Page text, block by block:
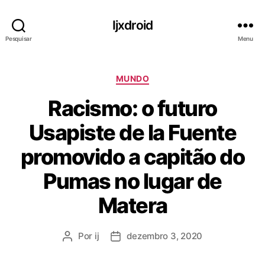
Pesquisar
Ijxdroid
Menu
C
t
e
g
o
r
i
a
s
MUNDO
Racismo: o futuro
Usapiste de la Fuente
promovido a capitão do
Pumas no lugar de
Matera
A Por ij
D dezembro 3, 2020